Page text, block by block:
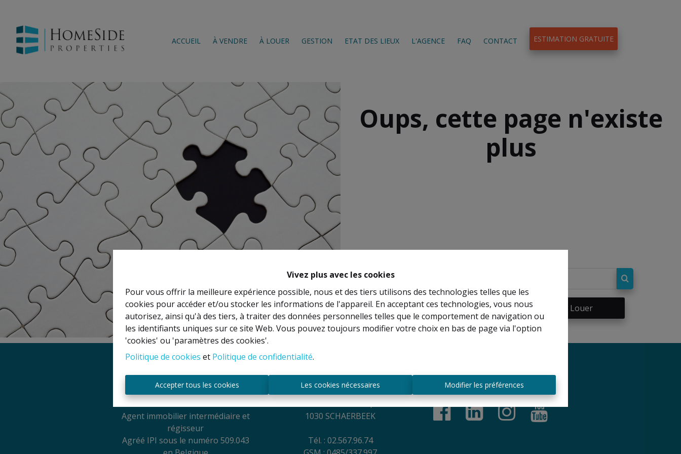
Vivez plus avec les cookies
Pour vous offrir la meilleure expérience possible, nous et des tiers utilisons des technologies telles que les
cookies pour accéder et/ou stocker les informations de l'appareil. En acceptant ces technologies, vous nous
autorisez, ainsi qu'à des tiers, à traiter des données personnelles telles que le comportement de navigation ou
les identifiants uniques sur ce site Web. Vous pouvez toujours modifier votre choix en bas de page via l'option
'cookies' ou 'paramètres des cookies'.
Politique de cookies et Politique de confidentialité.
Accepter tous les cookies Les cookies nécessaires Modifier les préférences
ACCUEIL À VENDRE À LOUER GESTION ETAT DES LIEUX L'AGENCE FAQ CONTACT ESTIMATION GRATUITE
Oups, cette page n'existe
plus
À Vendre À Louer
Mentions légales
Titulaire IPI: David GUNEL
Agent immobilier intermédiaire et
régisseur
Agréé IPI sous le numéro 509.043
Contact
Rue Anatole France, 44
1030 SCHAERBEEK
Tél. : 02.567.96.74